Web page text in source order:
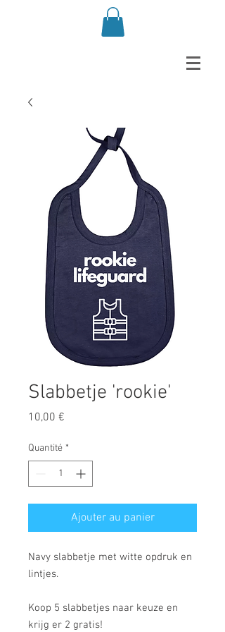
Slabbetje 'rookie'
10,00 €
Quantité *
Ajouter au panier
Navy slabbetje met witte opdruk en
lintjes.
Koop 5 slabbetjes naar keuze en
krijg er 2 gratis!